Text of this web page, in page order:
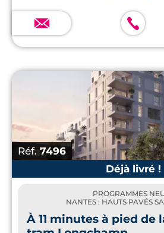
Réf.7496
Déjà livré !
PROGRAMMES
NANTES : HAUTS PAVÉS
À 11 minutes à pied de